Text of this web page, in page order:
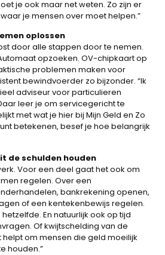
je ook maar net weten. Zo zijn er
je mensen over moet helpen.”
oplossen
door alle stappen door te nemen.
opzoeken. OV-chipkaart op
problemen maken voor
bewindvoerder zo bijzonder. “Ik
adviseur voor particulieren
leer je om servicegericht te
met wat je hier bij Mijn Geld en Zo
betekenen, besef je hoe belangrijk
de schulden houden
Voor een deel gaat het ook om
regelen. Over een
bankrekening openen,
of een kentekenbewijs regelen.
En natuurlijk ook op tijd
Of kwijtschelding van de
om mensen die geld moeilijk
houden.”